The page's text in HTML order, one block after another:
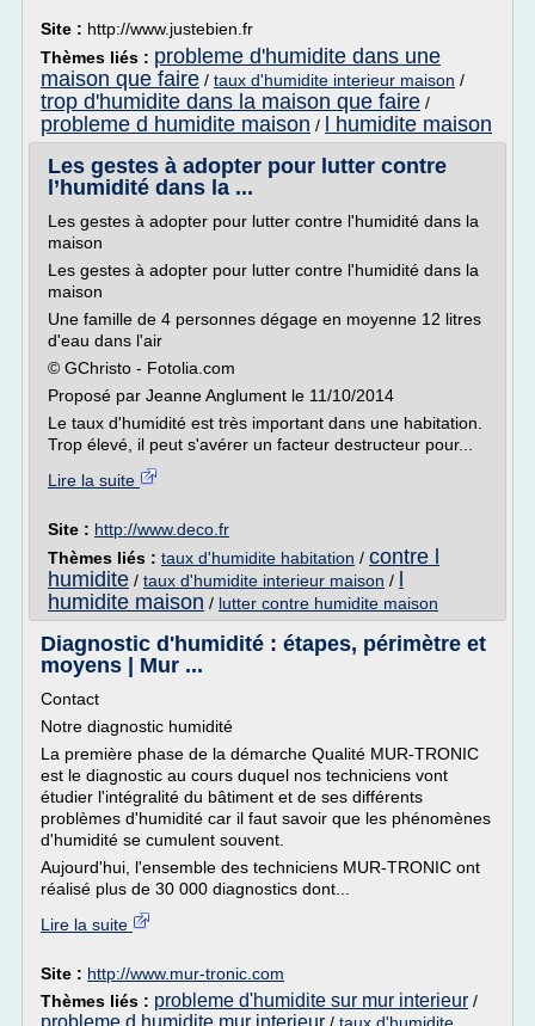
Site : http://www.justebien.fr
Thèmes liés : probleme d'humidite dans une
maison que faire / taux d'humidite interieur maison /
trop d'humidite dans la maison que faire /
probleme d humidite maison /
l humidite maison
Les gestes à adopter pour lutter contre
l’humidité dans la ...
Les gestes à adopter pour lutter contre l'humidité dans la
maison
Les gestes à adopter pour lutter contre l'humidité dans la
maison
Une famille de 4 personnes dégage en moyenne 12 litres
d'eau dans l'air
© GChristo - Fotolia.com
Proposé par Jeanne Anglument le 11/10/2014
Le taux d'humidité est très important dans une habitation.
Trop élevé, il peut s'avérer un facteur destructeur pour...
Lire la suite
Site : http://www.deco.fr
Thèmes liés : taux d'humidite habitation / contre l
humidite / taux d'humidite interieur maison /
humidite maison / lutter contre humidite maison
Diagnostic d'humidité : étapes, périmètre et
moyens | Mur ...
Contact
Notre diagnostic humidité
La première phase de la démarche Qualité MUR-TRONIC
est le diagnostic au cours duquel nos techniciens vont
étudier l'intégralité du bâtiment et de ses différents
problèmes d'humidité car il faut savoir que les phénomènes
d'humidité se cumulent souvent.
Aujourd'hui, l'ensemble des techniciens MUR-TRONIC ont
réalisé plus de 30 000 diagnostics dont...
Lire la suite
Site : http://www.mur-tronic.com
Thèmes liés : probleme d'humidite sur mur interieur /
probleme d humidite mur interieur